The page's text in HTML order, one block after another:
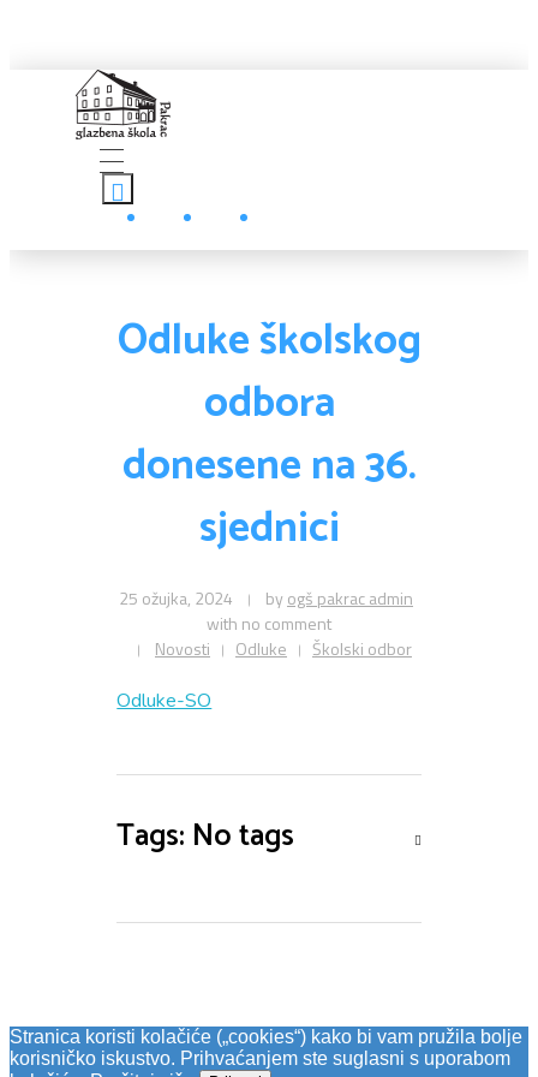
Glazbena škola
Pakrac
O Školi
Zapošljavanje
Obavijesti
Nastava
Kontakt
Odluke školskog
odbora
donesene na 36.
sjednici
25 ožujka, 2024 by ogš pakrac admin
with no comment
Novosti
Odluke Školski odbor
Odluke-SO
Tags: No tags
Stranica koristi kolačiće („cookies“) kako bi vam pružila bolje
korisničko iskustvo. Prihvaćanjem ste suglasni s uporabom